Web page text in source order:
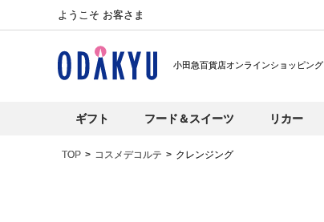
ようこそ お客さま
小田急百貨店オンラインショッピング
ギフト フード＆スイーツ リカー
TOP コスメデコルテ クレンジング